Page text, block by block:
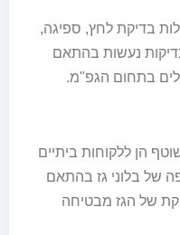
בדיקת לחץ, ספיגה,
נעשות בהתאם
בתחום הגפ"מ.
הן ללקוחות ביתיים
של בלוני גז בהתאם
של הגז מבטיחה